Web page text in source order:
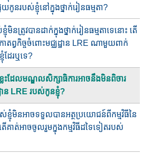
កូន​របស់ខ្ញុំ​នៅ​ក្នុងថ្នាក់រៀនធម្មតា?
នត្រូវបានដាក់ក្នុងថ្នាក់រៀនធម្មតាទេ​នោះ​ តើ
តព្វកិច្ច​ចំពោះ​មជ្ឈដ្ឋាន​ LRE ណាមួយ​ពាក់
ដែរឬទេ?
លះដែលមណ្ឌលសិក្សាធិការអាចនឹងមិនពិចារ​
ន​ LRE របស់​កូន​ខ្ញុំ?
ខ្ញុំមិនអាចទទួលបានអត្ថប្រយោជន៍ពីកម្មវិធី​នៃ
តើគាត់អាច​ចូលរួមក្នុងកម្មវិធីដ​ទៃទៀត​របស់